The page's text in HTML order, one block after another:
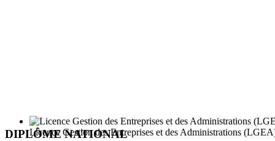
Licence Gestion des Entreprises et des Administrations
DIPLÔME NATIONAL